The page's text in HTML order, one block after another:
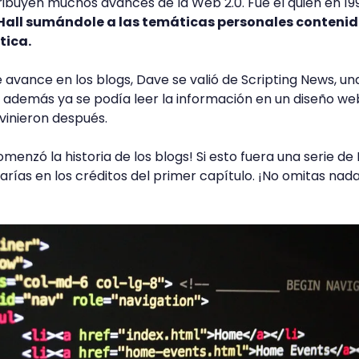
sumándole a las temáticas personales
en los blogs, Dave se valió de Scripting News,
ya se podía leer la información en un diseño
después.
la historia de los blogs! Si esto fuera una serie de
en los créditos del primer capítulo. ¡No omitas